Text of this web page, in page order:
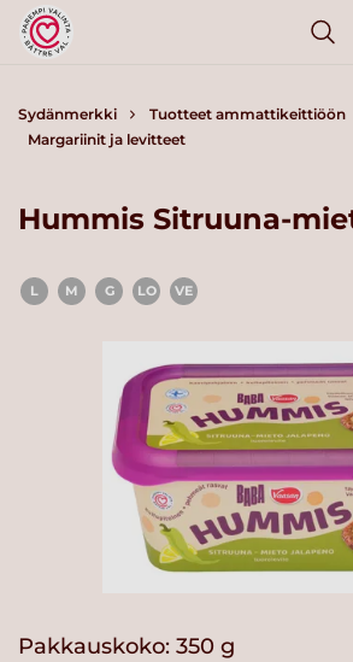
Sydänmerkki Tuotteet ammattikeittiöön
Margariinit ja levitteet
Hummis Sitruuna-
L M G LO VE
Pakkauskoko: 350 g